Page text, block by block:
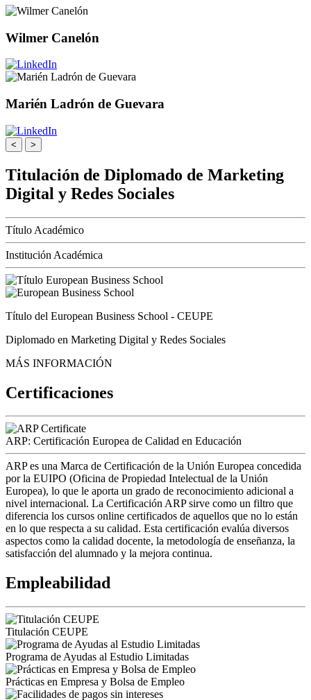
Wilmer Canelón
Marién Ladrón de Guevara
< >
Titulación de Diplomado de Marketing
Digital y Redes Sociales
Título Académico
Institución Académica
Título del European Business School - CEUPE
Diplomado en Marketing Digital y Redes Sociales
MÁS INFORMACIÓN
Certificaciones
ARP: Certificación Europea de Calidad en Educación
ARP es una Marca de Certificación de la Unión Europea concedida
por la EUIPO (Oficina de Propiedad Intelectual de la Unión
Europea), lo que le aporta un grado de reconocimiento adicional a
nivel internacional. La Certificación ARP sirve como un filtro que
diferencia los cursos online certificados de aquellos que no lo están
en lo que respecta a su calidad. Esta certificación evalúa diversos
aspectos como la calidad docente, la metodología de enseñanza, la
satisfacción del alumnado y la mejora continua.
Empleabilidad
Titulación CEUPE
Programa de Ayudas al Estudio Limitadas
Prácticas en Empresa y Bolsa de Empleo